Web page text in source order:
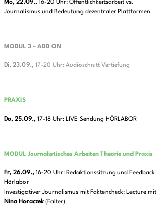
Mo, 22.09., 16-20 Uhr: Öffentlichkeitsarbeit vs.
Journalismus und Bedeutung dezentraler Plattformen
MODUL 3 – ADD ON
Di, 23.09., 17-20 Uhr: Audioschnitt Vertiefung
PRAXIS
Do, 25.09., 17-18 Uhr: LIVE Sendung HÖRLABOR
MODUL Journalistisches Arbeiten Theorie und Praxis
Fr, 26.09., 16-20 Uhr: Redaktionssitzung und Feedback
Hörlabor
Investigativer Journalismus mit Faktencheck: Lecture mit
Nina Horaczek (Falter)